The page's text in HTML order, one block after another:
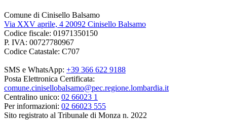
Comune di Cinisello Balsamo
Via XXV aprile, 4 20092 Cinisello Balsamo
Codice fiscale: 01971350150
P. IVA: 00727780967
Codice Catastale: C707
SMS e WhatsApp: +39 366 622 9188
Posta Elettronica Certificata:
comune.cinisellobalsamo@pec.regione.lombardia.it
Centralino unico: 02 66023 1
Per informazioni: 02 66023 555
Sito registrato al Tribunale di Monza n. 2022